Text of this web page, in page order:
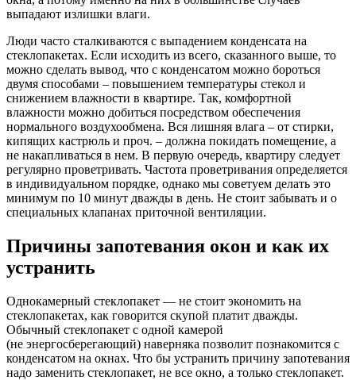
выпадают излишки влаги.
Люди часто сталкиваются с выпадением конденсата на
стеклопакетах. Если исходить из всего, сказанного выше, то
можно сделать вывод, что с конденсатом можно бороться
двумя способами – повышением температуры стекол и
снижением влажности в квартире. Так, комфортной
влажности можно добиться посредством обеспечения
нормального воздухообмена. Вся лишняя влага – от стирки,
кипящих кастрюль и проч. – должна покидать помещение, а
не накапливаться в нем. В первую очередь, квартиру следует
регулярно проветривать. Частота проветривания определяется
в индивидуальном порядке, однако мы советуем делать это
минимум по 10 минут дважды в день. Не стоит забывать и о
специальных клапанах приточной вентиляции.
Причины запотевания окон и как их
устранить
Однокамерный стеклопакет — не стоит экономить на
стеклопакетах, как говорится скупой платит дважды.
Обычный стеклопакет с одной камерой
(не энергосберегающий) наверняка позволит познакомится с
конденсатом на окнах. Что бы устранить причину запотевания
надо заменить стеклопакет, не все окно, а только стеклопакет.